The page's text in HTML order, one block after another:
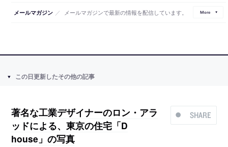
メールマガジン ／ メールマガジンで最新の情報を配信しています。 More
この日更新したその他の記事
SHARE
著名な工業デザイナーのロン・アラ
ッドによる、東京の住宅「D
house」の写真